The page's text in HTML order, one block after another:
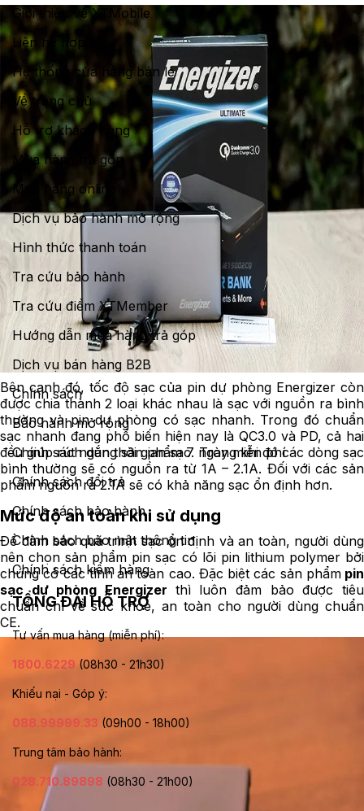
Bên cạnh đó, tốc độ sạc của pin dự phòng Energizer còn
được chia thành 2 loại khác nhau là sạc với nguồn ra bình
thường và pin dự phòng có sạc nhanh. Trong đó chuẩn
sạc nhanh đang phổ biến hiện nay là QC3.0 và PD, cả hai
đều giúp rút ngắn thời gian sạc. Trong khi đó các dòng sạc
bình thường sẽ có nguồn ra từ 1A – 2.1A. Đối với các sản
phẩm nguồn ra 2.1A sẽ có khả năng sạc ổn định hơn.
Mức độ an toàn khi sử dụng
Để đảm bảo quá trình sạc ổn định và an toàn, người dùng
nên chọn sản phẩm pin sạc có lõi pin lithium polymer bởi
chúng có các tính an toàn cao. Đặc biệt các sản phẩmpin
sạc dự phòng Energizer thì luôn đảm bảo được tiêu
chuẩn chí về sức khỏe, an toàn cho người dùng chuẩn
CE.
Giới thiệu về XTMobile
Liên hệ hợp tác
Hệ thống cửa hàng bán lẻ
Về trang chủ
Hỗ trợ khách hàng
Mua hàng trả góp
Mua hàng online
Dịch vụ bảo hành mở rộng
Hình thức thanh toán
Tra cứu bảo hành
Tra cứu điểm XTMember
Hướng dẫn mua hàng trả góp
Dịch vụ bán hàng B2B
Chính sách
Bảo hành mở rộng
Chính sách dùng sản phẩm 7 ngày miễn phí
Chính sách đổi trả
Chính sách bảo hành
Chính sách bảo mật thông tin
Chính sách kiểm hàng
TỔNG ĐÀI HỖ TRỢ
Tư vấn mua hàng (miễn phí):
1800.6229 (08h30 - 21h30)
Khiếu nại - Góp ý:
088.99999.33 (09h00 - 18h00)
Trung tâm bảo hành:
028.710.89898 (08h30 - 21h00)